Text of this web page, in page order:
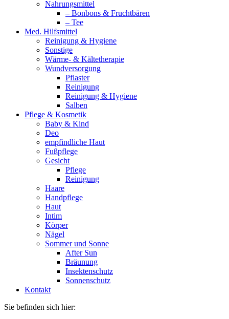
Nahrungsmittel
– Bonbons & Fruchtbären
– Tee
Med. Hilfsmittel
Reinigung & Hygiene
Sonstige
Wärme- & Kältetherapie
Wundversorgung
Pflaster
Reinigung
Reinigung & Hygiene
Salben
Pflege & Kosmetik
Baby & Kind
Deo
empfindliche Haut
Fußpflege
Gesicht
Pflege
Reinigung
Haare
Handpflege
Haut
Intim
Körper
Nägel
Sommer und Sonne
After Sun
Bräunung
Insektenschutz
Sonnenschutz
Kontakt
Sie befinden sich hier: